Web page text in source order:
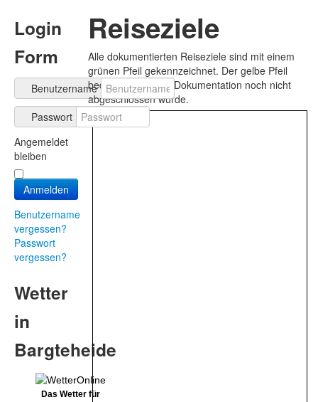
Login
Form
Benutzername
Passwort
Angemeldet
bleiben
Anmelden
Benutzername
vergessen?
Passwort
vergessen?
Wetter
in
Bargteheide
Das Wetter für
Reiseziele
Alle dokumentierten Reiseziele sind mit einem
grünen Pfeil gekennzeichnet. Der gelbe Pfeil
bedeutet, dass die Dokumentation noch nicht
abgeschlossen wurde.